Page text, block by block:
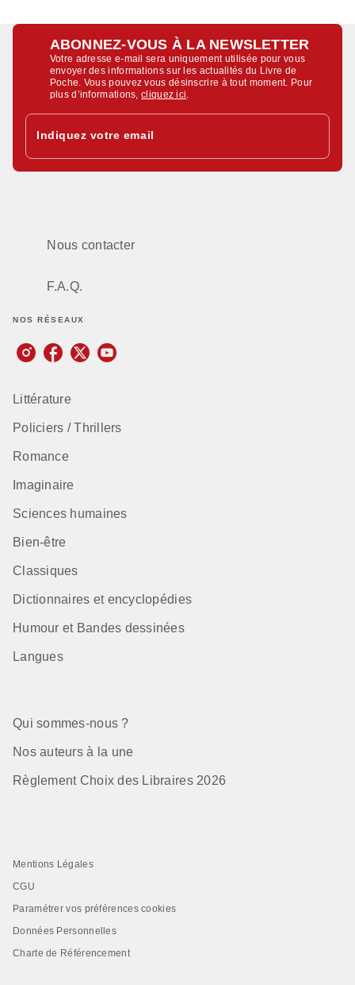
ABONNEZ-VOUS À LA NEWSLETTER
Votre adresse e-mail sera uniquement utilisée pour vous
envoyer des informations sur les actualités du Livre de
Poche. Vous pouvez vous désinscrire à tout moment. Pour
plus d’informations,cliquez ici
Indiquez votre email
Nous contacter
F.A.Q.
NOS RÉSEAUX
Littérature
Policiers / Thrillers
Romance
Imaginaire
Sciences humaines
Bien-être
Classiques
Dictionnaires et encyclopédies
Humour et Bandes dessinées
Langues
Qui sommes-nous ?
Nos auteurs à la une
Règlement Choix des Libraires 2026
Mentions Légales
CGU
Paramétrer vos préférences cookies
Données Personnelles
Charte de Référencement